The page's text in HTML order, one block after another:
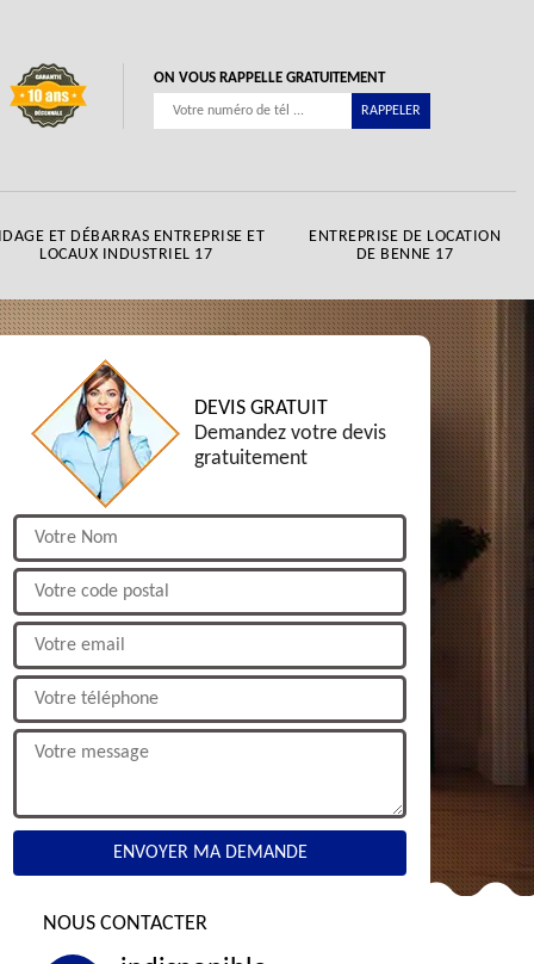
ON VOUS RAPPELLE GRATUITEMENT
ET DÉBARRAS ENTREPRISE ET
LOCAUX INDUSTRIEL 17
ENTREPRISE DE LOCATION
DE BENNE 17
DEVIS GRATUIT
Demandez votre devis
gratuitement
NOUS CONTACTER